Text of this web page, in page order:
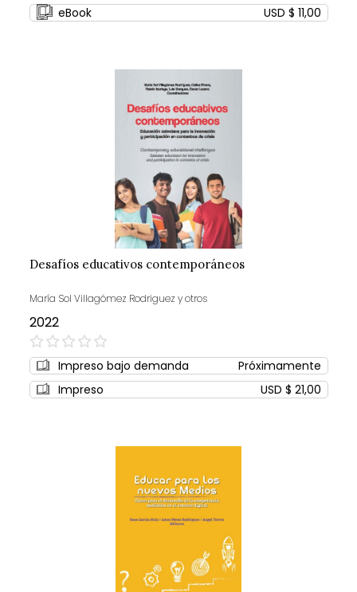
eBook
USD $ 11,00
Desafíos educativos contemporáneos
María Sol Villagómez Rodriguez y otros
2022
0%
Impreso bajo demanda
Próximamente
Impreso
USD $ 21,00